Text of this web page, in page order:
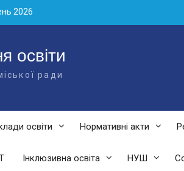
2026
2026
на 01.08.2026
освіти
ради
освіти Нормативні акти
Інклюзивна освіта НУШ